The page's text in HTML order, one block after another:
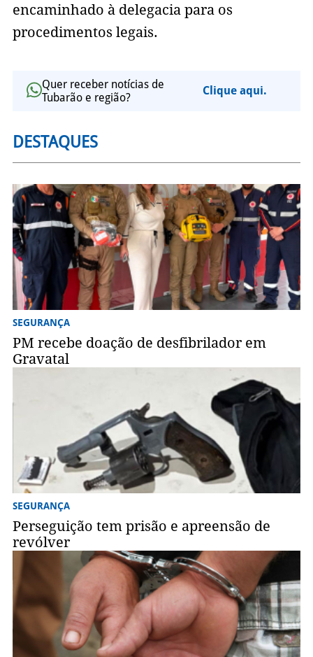
encaminhado à delegacia para os
procedimentos legais.
Quer receber notícias de
Tubarão e região?
Clique aqui.
DESTAQUES
SEGURANÇA
PM recebe doação de desfibrilador em
Gravatal
SEGURANÇA
Perseguição tem prisão e apreensão de
revólver